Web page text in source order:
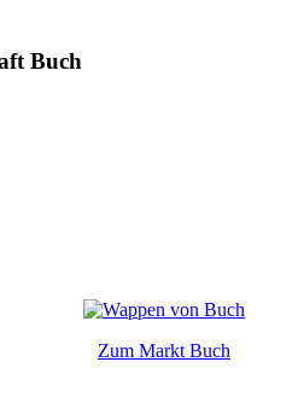
Buch
Zum Markt Buch